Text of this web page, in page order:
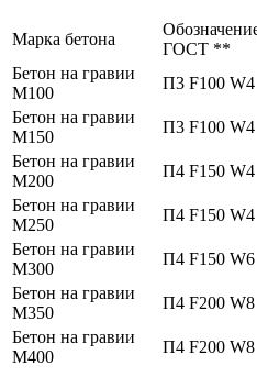
Марка бетона
ГОСТ **
Бетон на гравии
М100
П3 F100 W4
Бетон на гравии
М150
П3 F100 W4
Бетон на гравии
М200
П4 F150 W4
Бетон на гравии
М250
П4 F150 W4
Бетон на гравии
М300
П4 F150 W6
Бетон на гравии
М350
П4 F200 W8
Бетон на гравии
М400
П4 F200 W8